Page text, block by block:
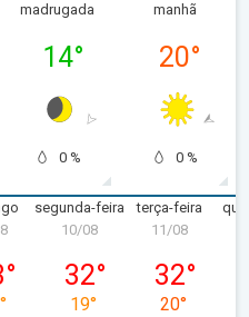
madrugada
14°
0 %
manhã
20°
0 %
09/08
°
°
segunda-feira
segunda-feira, 10/08
10/08
32°
19°
terça-feira
11/08
32°
20°